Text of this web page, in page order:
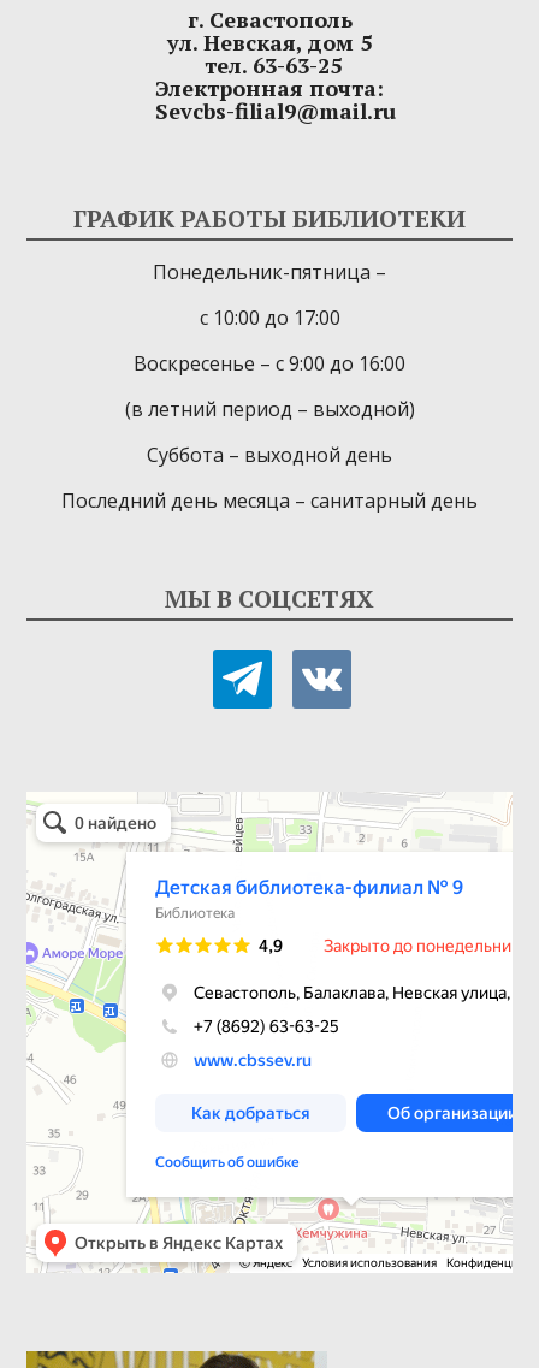
г. Севастополь
ул. Невская, дом 5
тел. 63-63-25
Электронная почта:
Sevcbs-filial9@mail.ru
ГРАФИК РАБОТЫ БИБЛИОТЕКИ
Понедельник-пятница –
с 10:00 до 17:00
Воскресенье – с 9:00 до 16:00
(в летний период – выходной)
Суббота – выходной день
Последний день месяца – санитарный день
МЫ В СОЦСЕТЯХ
telegram vkontakte
Детская библиотека-филиал № 9
Библиотека в Севастополе